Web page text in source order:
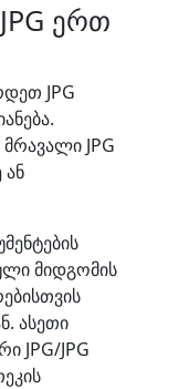
ერთ
JPG
JPG
მიდგომის
ასეთი
JPG/JPG